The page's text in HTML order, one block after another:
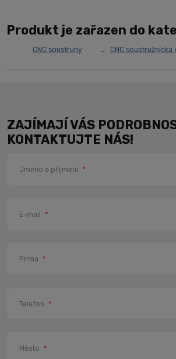
Produkt je zařazen do
CNC soustruhy CNC soustružnická
ZAJÍMAJÍ VÁS
KONTAKTUJTE NÁS!
Jméno a příjmení *
E-mail *
Firma *
Telefon *
Město *